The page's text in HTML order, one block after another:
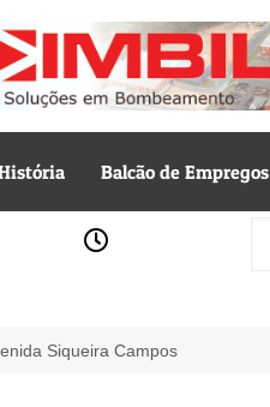
Balcão de Empregos
Siqueira Campos